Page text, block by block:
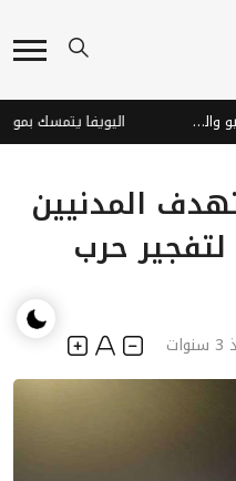
الاقتصاد الأمريكي يضيف 23 ألف وظيفة في يوليو والبطالة تتراجع إلى 4.1% اليويفا يتمسك بموقفه
المدنيين
حرب